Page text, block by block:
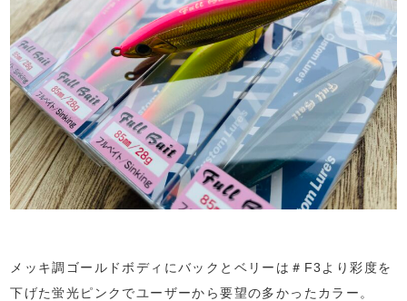
メッキ調ゴールドボディにバックとベリーは＃F3より彩度を
下げた蛍光ピンクでユーザーから要望の多かったカラー。